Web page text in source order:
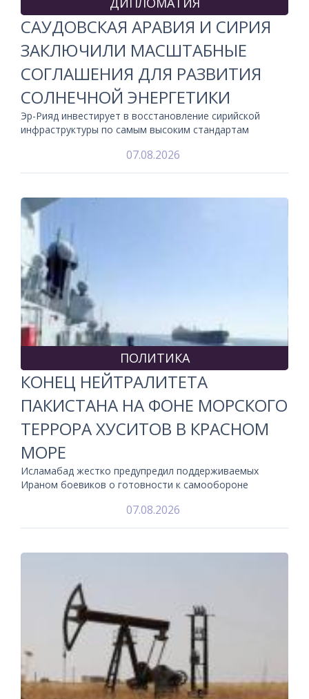
САУДОВСКАЯ АРАВИЯ И СИРИЯ
ЗАКЛЮЧИЛИ МАСШТАБНЫЕ
СОГЛАШЕНИЯ ДЛЯ РАЗВИТИЯ
СОЛНЕЧНОЙ ЭНЕРГЕТИКИ
Эр-Рияд инвестирует в восстановление сирийской
инфраструктуры по самым высоким стандартам
07.08.2026
ПОЛИТИКА
КОНЕЦ НЕЙТРАЛИТЕТА
ПАКИСТАНА НА ФОНЕ МОРСКОГО
ТЕРРОРА ХУСИТОВ В КРАСНОМ
МОРЕ
Исламабад жестко предупредил поддерживаемых
Ираном боевиков о готовности к самообороне
07.08.2026